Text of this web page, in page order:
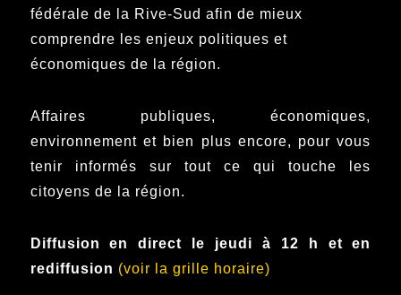
fédérale de la Rive-Sud afin de mieux
comprendre les enjeux politiques et
économiques de la région.
Affaires publiques, économiques,
environnement et bien plus encore, pour vous
tenir informés sur tout ce qui touche les
citoyens de la région.
Diffusion en direct le jeudi à 12 h et en
rediffusion (voir la grille horaire)